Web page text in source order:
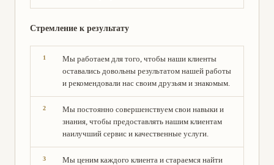
Стремление к результату
Мы работаем для того, чтобы наши клиенты
оставались довольны результатом нашей работы
и рекомендовали нас своим друзьям и знакомым.
Мы постоянно совершенствуем свои навыки и
знания, чтобы предоставлять нашим клиентам
наилучший сервис и качественные услуги.
Мы ценим каждого клиента и стараемся найти